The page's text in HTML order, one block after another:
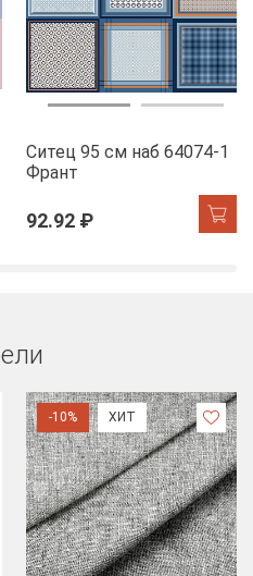
Ситец 95 см наб 64074-1
Франт
92.92 ₽
-10% ХИТ